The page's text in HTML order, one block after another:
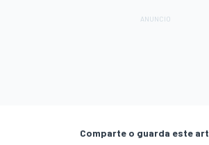
Comparte o guarda este